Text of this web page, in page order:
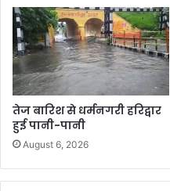
तेज बारिश से धर्मनगरी हरिद्वार
हुई पानी-पानी
August 6, 2026